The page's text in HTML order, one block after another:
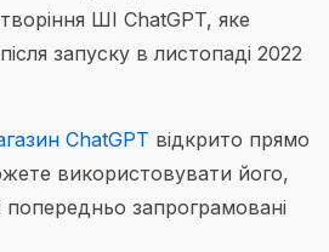
ШІ ChatGPT, яке
запуску в листопаді 2022
ChatGPT відкрито прямо
використовувати його,
попередньо запрограмовані